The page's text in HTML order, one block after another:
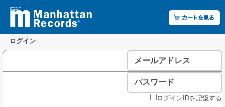
ログイン
メールアドレス
パスワード
ログインIDを記憶する